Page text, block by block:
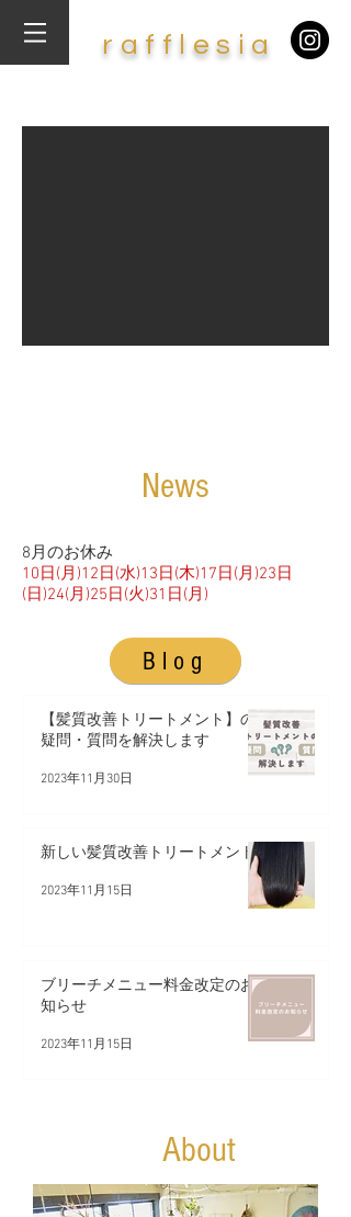
​r af f lesia
​News
8月のお休み
10日(月)12日(水)13日(木)17日(月)23日
(日)24(月)25日(火)31日(月)
Blog
【髪質改善トリートメント】の
疑問・質問を解決します
2023年11月30日
新しい髪質改善トリートメント
2023年11月15日
ブリーチメニュー料金改定のお
知らせ
2023年11月15日
​ About